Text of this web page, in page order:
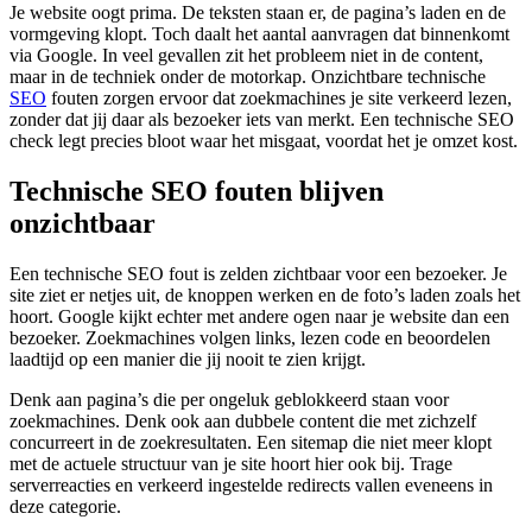
Je website oogt prima. De teksten staan er, de pagina’s laden en de
vormgeving klopt. Toch daalt het aantal aanvragen dat binnenkomt
via Google. In veel gevallen zit het probleem niet in de content,
maar in de techniek onder de motorkap. Onzichtbare technische
SEO fouten zorgen ervoor dat zoekmachines je site verkeerd lezen,
zonder dat jij daar als bezoeker iets van merkt. Een technische SEO
check legt precies bloot waar het misgaat, voordat het je omzet kost.
Technische SEO fouten blijven
onzichtbaar
Een technische SEO fout is zelden zichtbaar voor een bezoeker. Je
site ziet er netjes uit, de knoppen werken en de foto’s laden zoals het
hoort. Google kijkt echter met andere ogen naar je website dan een
bezoeker. Zoekmachines volgen links, lezen code en beoordelen
laadtijd op een manier die jij nooit te zien krijgt.
Denk aan pagina’s die per ongeluk geblokkeerd staan voor
zoekmachines. Denk ook aan dubbele content die met zichzelf
concurreert in de zoekresultaten. Een sitemap die niet meer klopt
met de actuele structuur van je site hoort hier ook bij. Trage
serverreacties en verkeerd ingestelde redirects vallen eveneens in
deze categorie.